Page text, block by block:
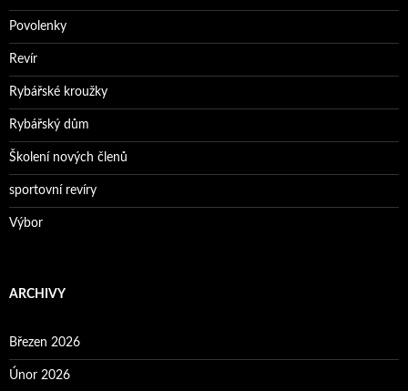
Povolenky
Revír
Rybářské kroužky
Rybářský dům
Školení nových členů
sportovní revíry
Výbor
ARCHIVY
Březen 2026
Únor 2026